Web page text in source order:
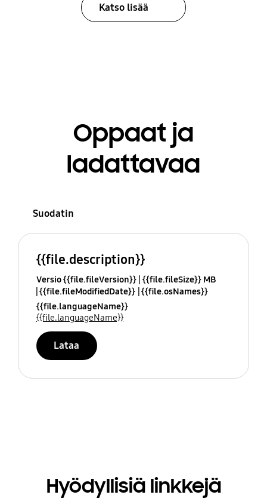
Katso lisää
Oppaat ja
ladattavaa
Suodatin
{{file.description}}
Versio {{file.fileVersion}} {{file.fileSize}} MB
{{file.fileModifiedDate}} {{file.osNames}}
{{file.languageName}}
{{file.languageName}}
Lataa
Hyödyllisiä linkkejä